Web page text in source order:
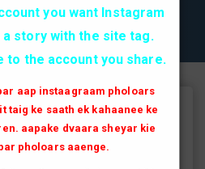
SATIN AL ✔✔✔
Hilesi
kasmak eskisi kadar zor değil
you want Instagram
story with the site tag.
to the account you share.
aap instaagraam pholoars
taig ke saath ek kahaanee ke
aapake dvaara sheyar kie
pholoars aaenge.